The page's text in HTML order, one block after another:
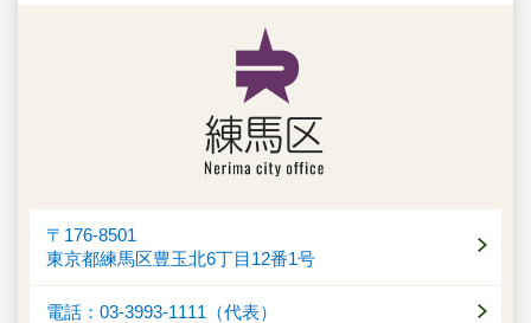
〒176-8501
東京都練馬区豊玉北6丁目12番1号
電話：03-3993-1111（代表）